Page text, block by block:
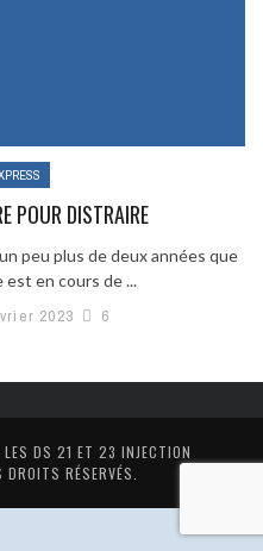
POUR DISTRAIRE
peu plus de deux années que
en cours de ...
2023 6
LES DS 21 ET 23 INJECTION
DROITS RÉSERVÉS.